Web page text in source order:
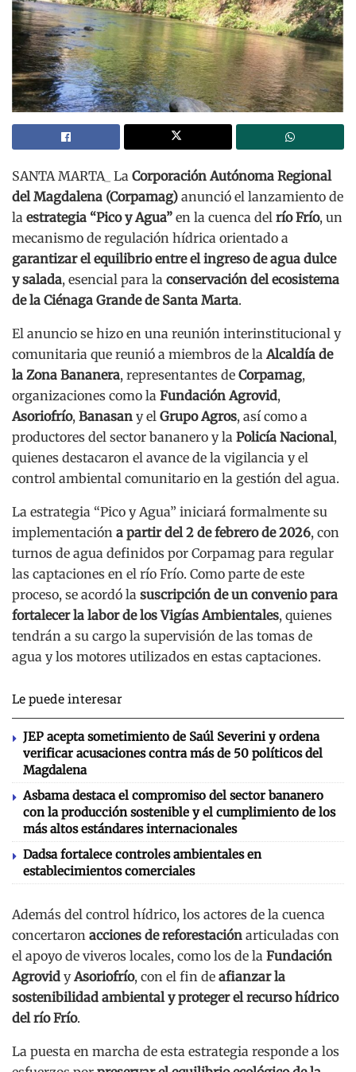
SANTA MARTA_ La Corporación Autónoma Regional
del Magdalena (Corpamag) anunció el lanzamiento de
la estrategia “Pico y Agua” en la cuenca del río Frío, un
mecanismo de regulación hídrica orientado a
garantizar el equilibrio entre el ingreso de agua dulce
y salada, esencial para la conservación del ecosistema
de la Ciénaga Grande de Santa Marta.
El anuncio se hizo en una reunión interinstitucional y
comunitaria que reunió a miembros de la Alcaldía de
la Zona Bananera, representantes de Corpamag,
organizaciones como la Fundación Agrovid,
Asoriofrío, Banasan y el Grupo Agros, así como a
productores del sector bananero y la Policía Nacional,
quienes destacaron el avance de la vigilancia y el
control ambiental comunitario en la gestión del agua.
La estrategia “Pico y Agua” iniciará formalmente su
implementación a partir del 2 de febrero de 2026, con
turnos de agua definidos por Corpamag para regular
las captaciones en el río Frío. Como parte de este
proceso, se acordó la suscripción de un convenio para
fortalecer la labor de los Vigías Ambientales, quienes
tendrán a su cargo la supervisión de las tomas de
agua y los motores utilizados en estas captaciones.
Le puede interesar
JEP acepta sometimiento de Saúl Severini y ordena
verificar acusaciones contra más de 50 políticos del
Magdalena
Asbama destaca el compromiso del sector bananero
con la producción sostenible y el cumplimiento de los
más altos estándares internacionales
Dadsa fortalece controles ambientales en
establecimientos comerciales
Además del control hídrico, los actores de la cuenca
concertaron acciones de reforestación articuladas con
el apoyo de viveros locales, como los de la Fundación
Agrovid yAsoriofrío, con el fin de afianzar la
sostenibilidad ambiental y proteger el recurso hídrico
del río Frío.
La puesta en marcha de esta estrategia responde a los